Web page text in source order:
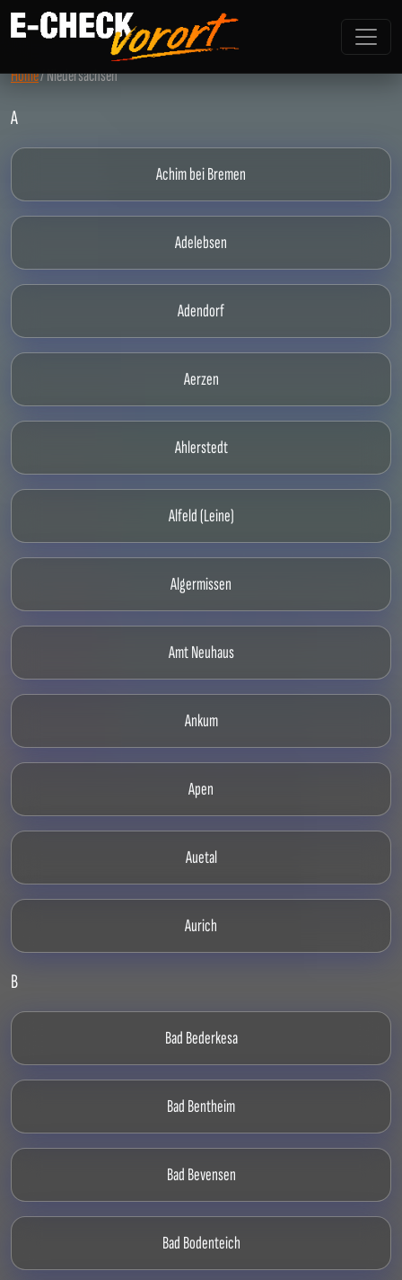
Home/Niedersachsen
A
Achim bei Bremen
Adelebsen
Adendorf
Aerzen
Ahlerstedt
Alfeld (Leine)
Algermissen
Amt Neuhaus
Ankum
Apen
Auetal
Aurich
B
Bad Bederkesa
Bad Bentheim
Bad Bevensen
Bad Bodenteich